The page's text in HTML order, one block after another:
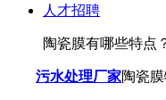
人才招聘
陶瓷膜有哪些特点
污水处理厂家陶瓷